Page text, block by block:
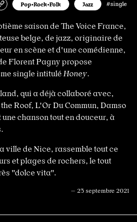
Mastodon
par e-mail
Copiez l’urlPop•Rock•Folk Jazz #single
saison de The Voice France,
belge, de jazz, originaire de
en scène et d'une comédienne,
Florent Pagny propose
single intitulé Honey.
qui a déjà collaboré avec,
Roof, L'Or Du Commun, Damso
une chanson tout en douceur, à
ville de Nice, rassemble tout ce
et plages de rochers, le tout
"dolce vita".
— 23 septembre 2021